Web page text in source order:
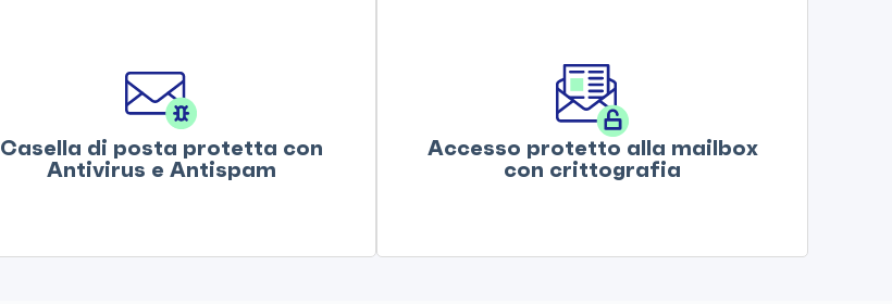
Casella di posta protetta con
Antivirus e Antispam
Accesso protetto alla mailbox
con crittografia